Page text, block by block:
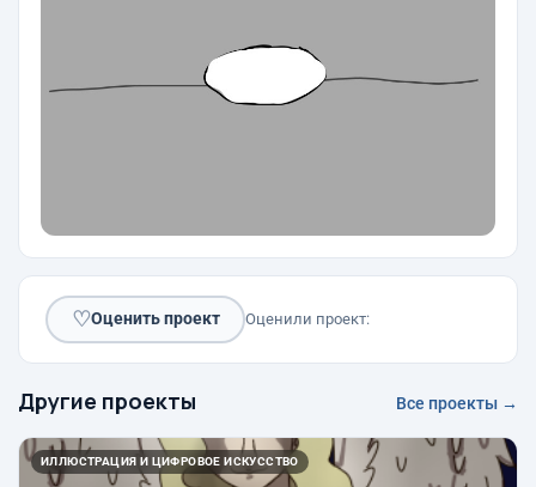
♡Оценить проект Оценили проект:
Другие проекты Все проекты →
ИЛЛЮСТРАЦИЯ И ЦИФРОВОЕ ИСКУССТВО